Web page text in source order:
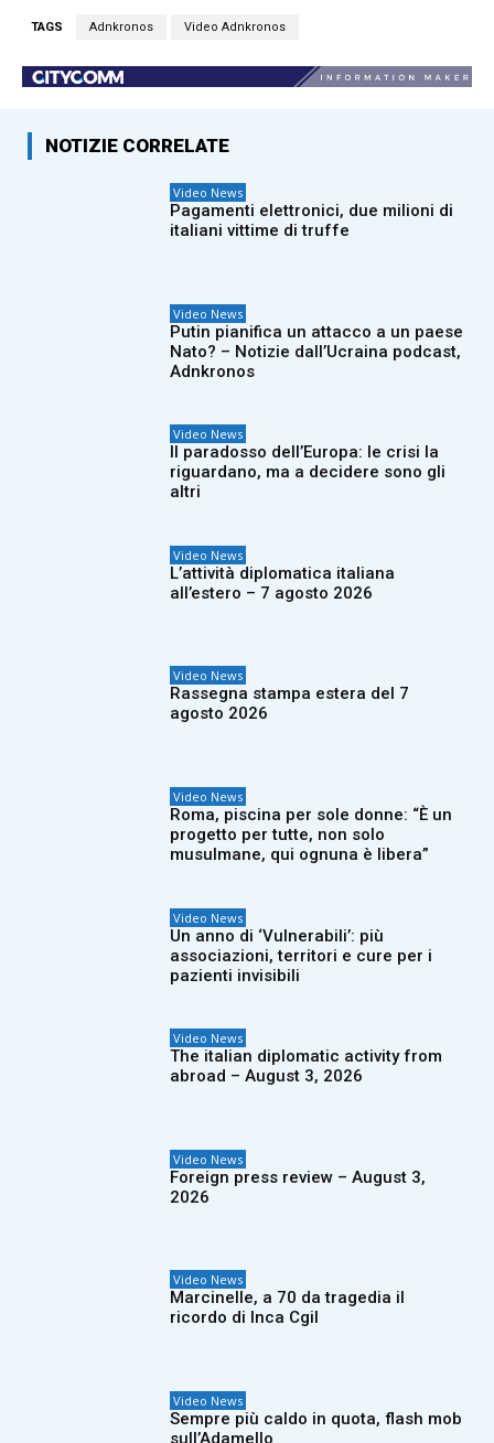
TAGS Adnkronos Video Adnkronos
NOTIZIE CORRELATE
Video News
Pagamenti elettronici, due milioni di
italiani vittime di truffe
Video News
Putin pianifica un attacco a un paese
Nato? – Notizie dall’Ucraina podcast,
Adnkronos
Video News
Il paradosso dell’Europa: le crisi la
riguardano, ma a decidere sono gli
altri
Video News
L’attività diplomatica italiana
all’estero – 7 agosto 2026
Video News
Rassegna stampa estera del 7
agosto 2026
Video News
Roma, piscina per sole donne: “È un
progetto per tutte, non solo
musulmane, qui ognuna è libera”
Video News
Un anno di ‘Vulnerabili’: più
associazioni, territori e cure per i
pazienti invisibili
Video News
The italian diplomatic activity from
abroad – August 3, 2026
Video News
Foreign press review – August 3,
2026
Video News
Marcinelle, a 70 da tragedia il
ricordo di Inca Cgil
Video News
Sempre più caldo in quota, flash mob
sull’Adamello